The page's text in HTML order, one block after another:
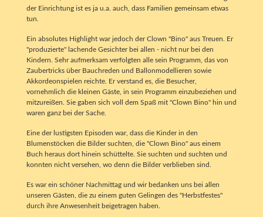
der Einrichtung ist es ja u.a. auch, dass Familien gemeinsam etwas
tun.
Ein absolutes Highlight war jedoch der Clown "Bino" aus Treuen. Er
"produzierte" lachende Gesichter bei allen - nicht nur bei den
Kindern. Sehr aufmerksam verfolgten alle sein Programm, das von
Zaubertricks über Bauchreden und Ballonmodellieren sowie
Akkordeonspielen reichte. Er verstand es, die Besucher,
vornehmlich die kleinen Gäste, in sein Programm einzubeziehen und
mitzureißen. Sie gaben sich voll dem Spaß mit "Clown Bino" hin und
waren ganz bei der Sache.
Eine der lustigsten Episoden war, dass die Kinder in den
Blumenstöcken die Bilder suchten, die "Clown Bino" aus einem
Buch heraus dort hinein schüttelte. Sie suchten und suchten und
konnten nicht versehen, wo denn die Bilder verblieben sind.
Es war ein schöner Nachmittag und wir bedanken uns bei allen
unseren Gästen, die zu einem guten Gelingen des "Herbstfestes"
durch ihre Anwesenheit beigetragen haben.